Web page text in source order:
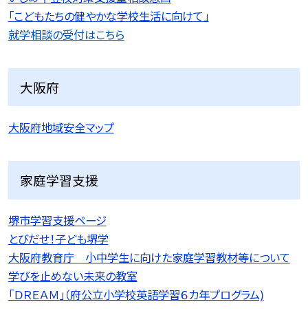
「こどもたちの健やかな学校生活に向けて」
就学相談の受付はこちら
大阪府
大阪府地域安全マップ
家庭学習支援
堺市学習支援ページ
とびだせ！子ども堺学
大阪府教育庁 小中学生に向けた家庭学習教材等について
学びを止めない未来の教室
「ＤＲＥＡＭ」（府公立小学校英語学習６カ年プログラム)